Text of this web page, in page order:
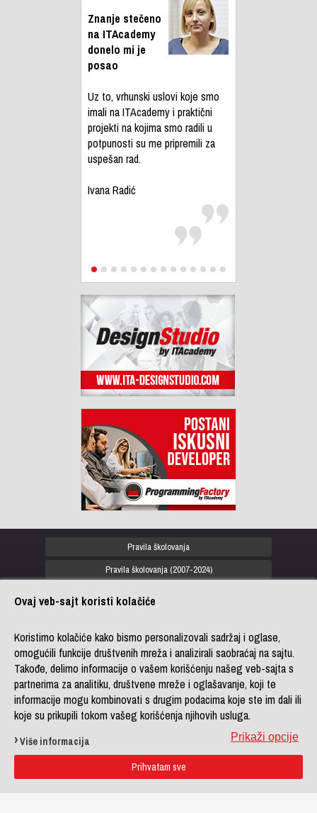
Znanje stečeno
na ITAcademy
donelo mi je
posao
Uz to, vrhunski uslovi koje smo
imali na ITAcademy i praktični
projekti na kojima smo radili u
potpunosti su me pripremili za
uspešan rad.
Ivana Radić
Pravila školovanja
Pravila školovanja (2007-2024)
office@it-akademija.com
+381 11 4182 114
+381 11 4182 176
+387 33 902 961
Copyright 2026 © ITAcademy,
LINK group Professional
Ovaj veb-sajt koristi kolačiće
Koristimo kolačiće kako bismo personalizovali sadržaj i oglase,
omogućili funkcije društvenih mreža i analizirali saobraćaj na sajtu.
Takođe, delimo informacije o vašem korišćenju našeg veb-sajta s
partnerima za analitiku, društvene mreže i oglašavanje, koji te
informacije mogu kombinovati s drugim podacima koje ste im dali ili
koje su prikupili tokom vašeg korišćenja njihovih usluga.
Prikaži opcije
Više informacija
Prihvatam sve